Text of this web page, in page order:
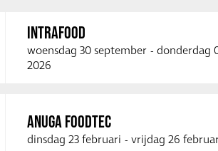
INTRAFOOD
woensdag 30 september - donderdag
2026
ANUGA FOODTEC
dinsdag 23 februari - vrijdag 26